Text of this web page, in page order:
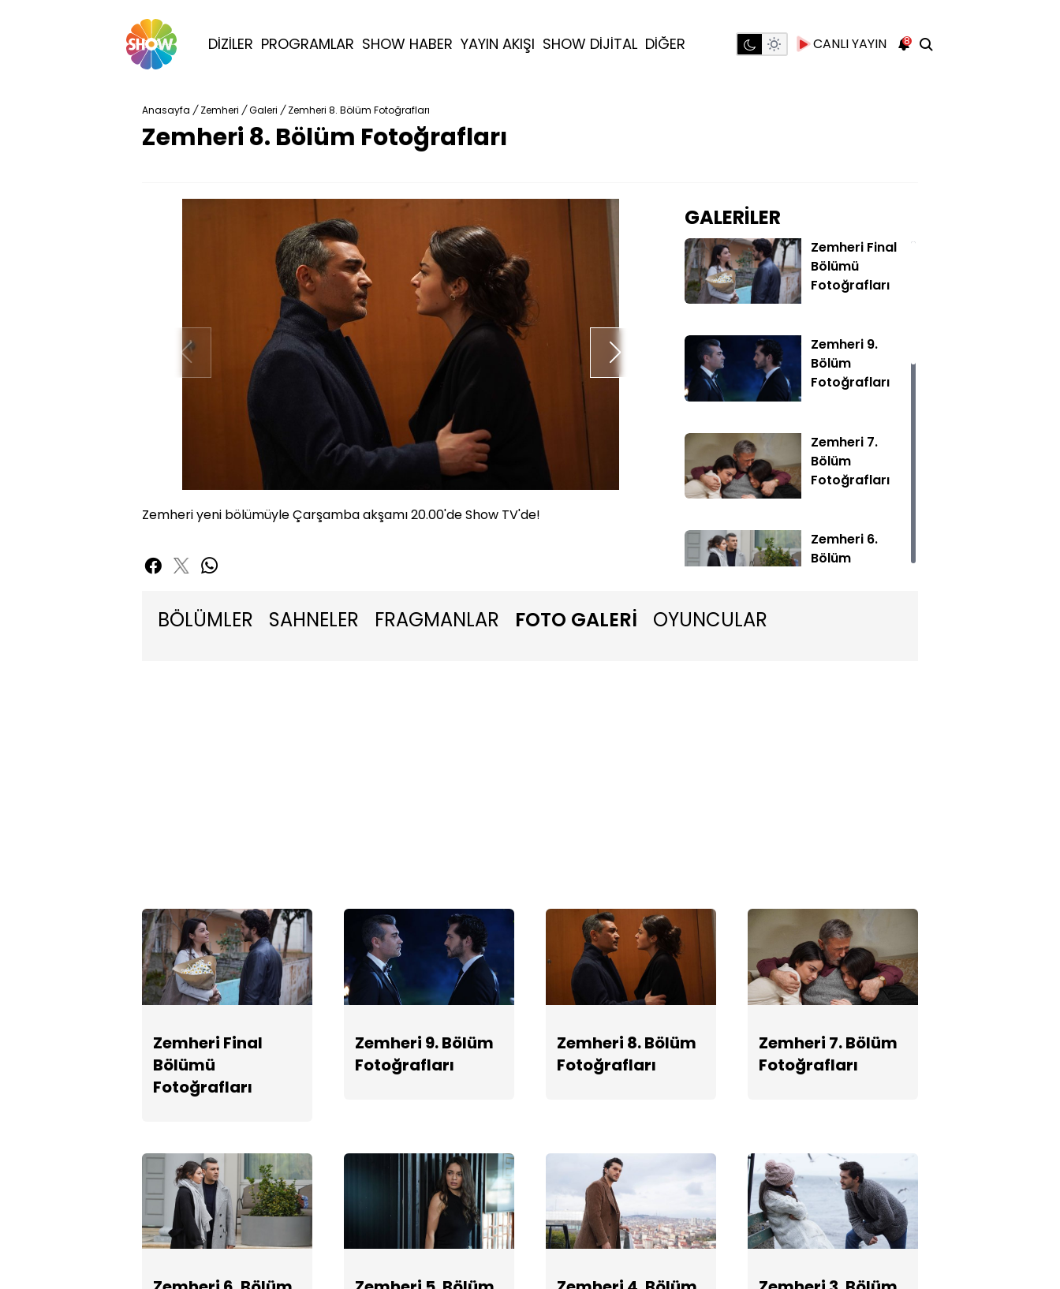
DİZİLER PROGRAMLAR SHOW HABER YAYIN AKIŞI SHOW DİJİTAL DİĞER CANLI YAYIN 8
Anasayfa / Zemheri / Galeri / Zemheri 8. Bölüm Fotoğrafları
Zemheri 8. Bölüm Fotoğrafları
Zemheri yeni bölümüyle Çarşamba akşamı 20.00'de Show TV'de!
GALERİLER
Zemheri Final
Bölümü
Fotoğrafları
Zemheri 9.
Bölüm
Fotoğrafları
Zemheri 7.
Bölüm
Fotoğrafları
Zemheri 6.
Bölüm
Zemheri 2.
Bölüm
Fotoğrafları
Bölüm
Fotoğrafları
BÖLÜMLER SAHNELER FRAGMANLAR FOTO GALERİ OYUNCULAR
Zemheri Final
Bölümü
Fotoğrafları
Zemheri 9. Bölüm
Fotoğrafları
Zemheri 8. Bölüm
Fotoğrafları
Zemheri 7. Bölüm
Fotoğrafları